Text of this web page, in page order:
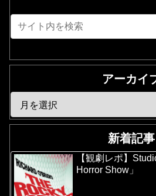
アーカイ
新着記事
【観劇レポ】
Horror Show」